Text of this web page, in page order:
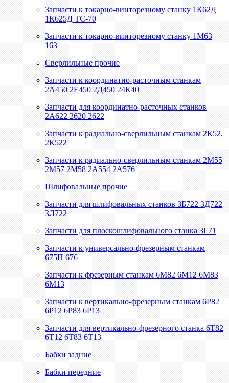
Запчасти к токарно-винторезному станку 1К62Д
1К625Д ТС-70
Запчасти к токарно-винторезному станку 1М63
163
Сверлильные прочие
Запчасти к координатно-расточным станкам
2А450 2Е450 2Д450 24К40
Запчасти для координатно-расточных станков
2А622 2620 2622
Запчасти к радиально-сверлильным станкам 2К52,
2К522
Запчасти к радиально-сверлильным станкам 2М55
2М57 2М58 2А554 2А576
Шлифовальные прочие
Запчасти для шлифовальных станков 3Б722 3Д722
3Л722
Запчасти для плоскошлифовального станка 3Г71
Запчасти к универсально-фрезерным станкам
675П 676
Запчасти к фрезерным станкам 6М82 6М12 6М83
6М13
Запчасти к вертикально-фрезерным станкам 6Р82
6Р12 6Р83 6Р13
Запчасти для вертикально-фрезерного станка 6Т82
6Т12 6Т83 6Т13
Бабки задние
Бабки передние